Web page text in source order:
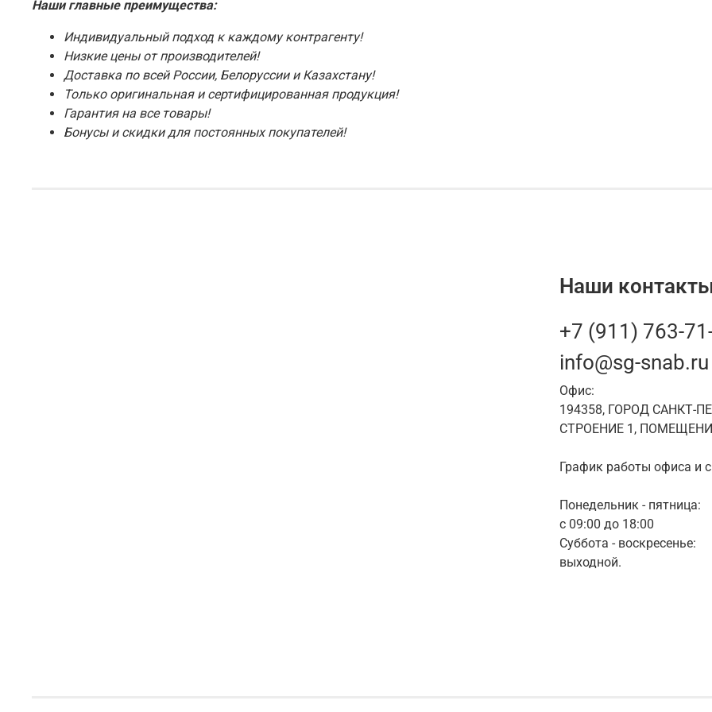
Наши главные преимущества:
Индивидуальный подход к каждому контрагенту!
Низкие цены от производителей!
Доставка по всей России, Белоруссии и Казахстану!
Только оригинальная и сертифицированная продукция!
Гарантия на все товары!
Бонусы и скидки для постоянных покупателей!
Наши
+7 (911) 763-
info@sg-snab.ru
Офис:
194358, ГОРОД САНКТ-
СТРОЕНИЕ 1,
График работы офиса и
Понедельник - пятница:
с 09:00 до 18:00
Суббота - воскресенье:
выходной.